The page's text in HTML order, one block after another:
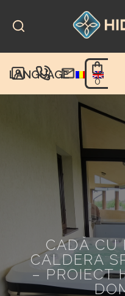
content
LANGUAGE
0
CADĂ CU
CALDERA
– PROIECT